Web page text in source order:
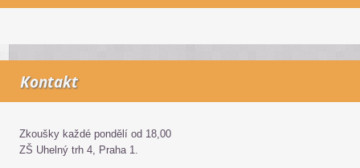
Kontakt
Zkoušky každé pondělí od 18,00
ZŠ Uhelný trh 4, Praha 1.